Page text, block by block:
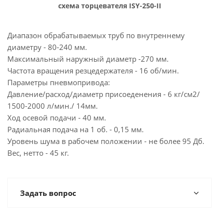
схема торцевателя ISY-250-II
Диапазон обрабатываемых труб по внутреннему
диаметру - 80-240 мм.
Максимальный наружный диаметр -270 мм.
Частота вращения резцедержателя - 16 об/мин.
Параметры пневмопривода:
Давление/расход/диаметр присоеденения - 6 кг/см2/
1500-2000 л/мин./ 14мм.
Ход осевой подачи - 40 мм.
Радиальная подача на 1 об. - 0,15 мм.
Уровень шума в рабочем положении - не более 95 Дб.
Вес, нетто - 45 кг.
Задать вопрос